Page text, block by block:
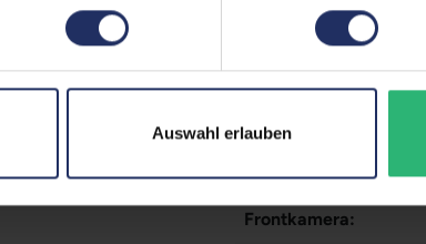
Auswahl erlauben
Schnittstellen:
Kommunikation:
Mobilfunk:
Frontkamera: